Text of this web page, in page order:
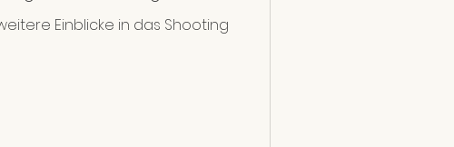
Einblicke in das Shooting